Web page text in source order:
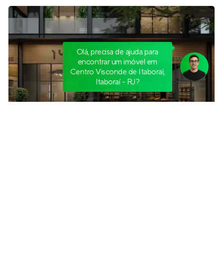
Olá, precisa de ajuda para
encontrar um imóvel em
Centro Visconde de Itaboraí,
Itaboraí - RJ?